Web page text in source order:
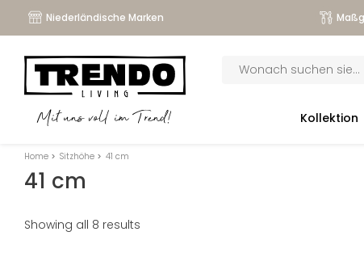
Niederländische Marken
Mit uns voll im Trend!
search
Kollektion
Home > Sitzhöhe > 41 cm
41 cm
Showing all 8 results